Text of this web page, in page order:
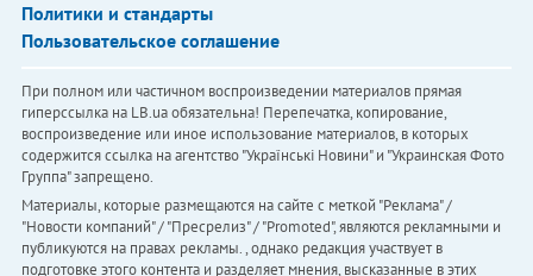
Политики и стандарты
Пользовательское соглашение
При полном или частичном воспроизведении материалов прямая
гиперссылка на LB.ua обязательна! Перепечатка, копирование,
воспроизведение или иное использование материалов, в которых
содержится ссылка на агентство "Українськi Новини" и "Украинская Фото
Группа" запрещено.
Материалы, которые размещаются на сайте с меткой "Реклама" /
"Новости компаний" / "Пресрелиз" / "Promoted", являются рекламными и
публикуются на правах рекламы. , однако редакция участвует в
подготовке этого контента и разделяет мнения, высказанные в этих